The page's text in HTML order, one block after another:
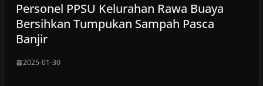
Personel PPSU Kelurahan Rawa Buaya
Bersihkan Tumpukan Sampah Pasca
Banjir
2025-01-30